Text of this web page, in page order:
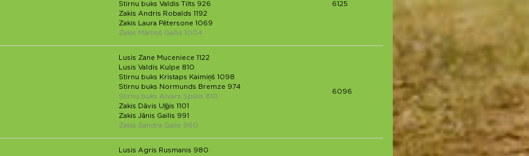
Stirnu buks Valdis Tilts 926
Zakis Andris Robalds 1192
Zakis Laura Pētersone 1069
Zakis Mārtiņš Gailis 1004
6125
Lusis Zane Muceniece 1122
Lusis Valdis Kulpe 810
Stirnu buks Kristaps Kaimiņš 1098
Stirnu buks Normunds Bremze 974
Stirnu buks Aivars Spūlis 810
Zakis Dāvis Uļģis 1101
Zakis Jānis Gailis 991
Zakis Sandra Gaile 960
6096
Lusis Agris Rusmanis 980